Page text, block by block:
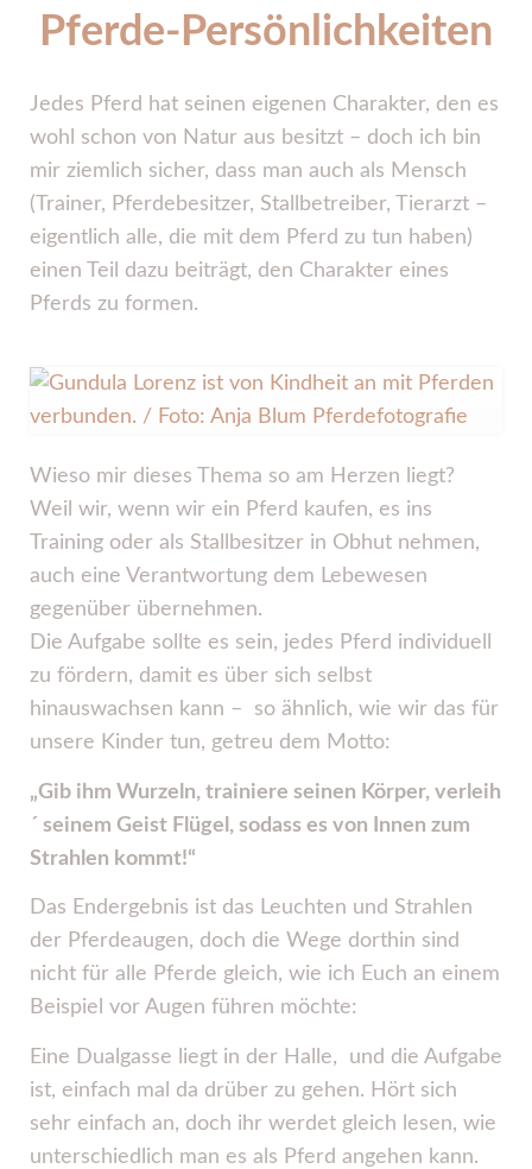
Pferde-Persönlichkeiten
Jedes Pferd hat seinen eigenen Charakter, den es
wohl schon von Natur aus besitzt – doch ich bin
mir ziemlich sicher, dass man auch als Mensch
(Trainer, Pferdebesitzer, Stallbetreiber, Tierarzt –
eigentlich alle, die mit dem Pferd zu tun haben)
einen Teil dazu beiträgt, den Charakter eines
Pferds zu formen.
Wieso mir dieses Thema so am Herzen liegt?
Weil wir, wenn wir ein Pferd kaufen, es ins
Training oder als Stallbesitzer in Obhut nehmen,
auch eine Verantwortung dem Lebewesen
gegenüber übernehmen.
Die Aufgabe sollte es sein, jedes Pferd individuell
zu fördern, damit es über sich selbst
hinauswachsen kann – so ähnlich, wie wir das für
unsere Kinder tun, getreu dem Motto:
„Gib ihm Wurzeln, trainiere seinen Körper, verleih
´ seinem Geist Flügel, sodass es von Innen zum
Strahlen kommt!“
Das Endergebnis ist das Leuchten und Strahlen
der Pferdeaugen, doch die Wege dorthin sind
nicht für alle Pferde gleich, wie ich Euch an einem
Beispiel vor Augen führen möchte:
Eine Dualgasse liegt in der Halle, und die Aufgabe
ist, einfach mal da drüber zu gehen. Hört sich
sehr einfach an, doch ihr werdet gleich lesen, wie
unterschiedlich man es als Pferd angehen kann.